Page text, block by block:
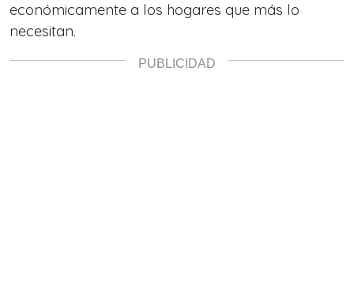
económicamente a los hogares que más lo
necesitan.